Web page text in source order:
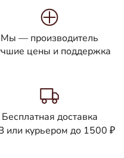
Мы — производитель
цены и поддержка
Бесплатная доставка
или курьером до 1500 ₽